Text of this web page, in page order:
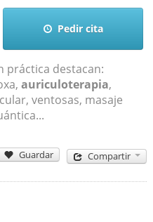
Pedir cita
práctica destacan:
auriculoterapia,
ventosas, masaje
Guardar Compartir